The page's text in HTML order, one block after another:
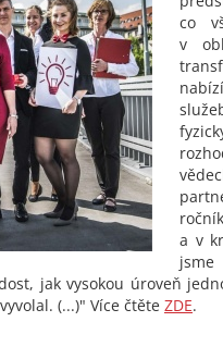
co
v
a v
jak vysokou úroveň
(...)" Více čtěte ZDE.